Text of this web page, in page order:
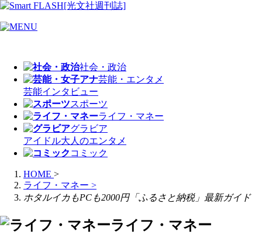
社会・政治
芸能・エンタメ
芸能インタビュー
スポーツ
ライフ・マネー
グラビア
アイドル大人のエンタメ
コミック
HOME >
ライフ・マネー >
ホタルイカもPCも2000円「ふるさと納税」最新ガイド
ライフ・マネー